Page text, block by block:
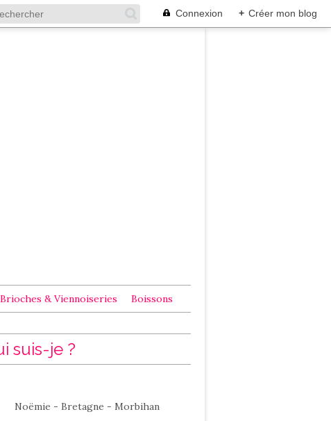
Connexion + Créer mon blog
Brioches & Viennoiseries Boissons
suis-je ?
Noëmie - Bretagne - Morbihan